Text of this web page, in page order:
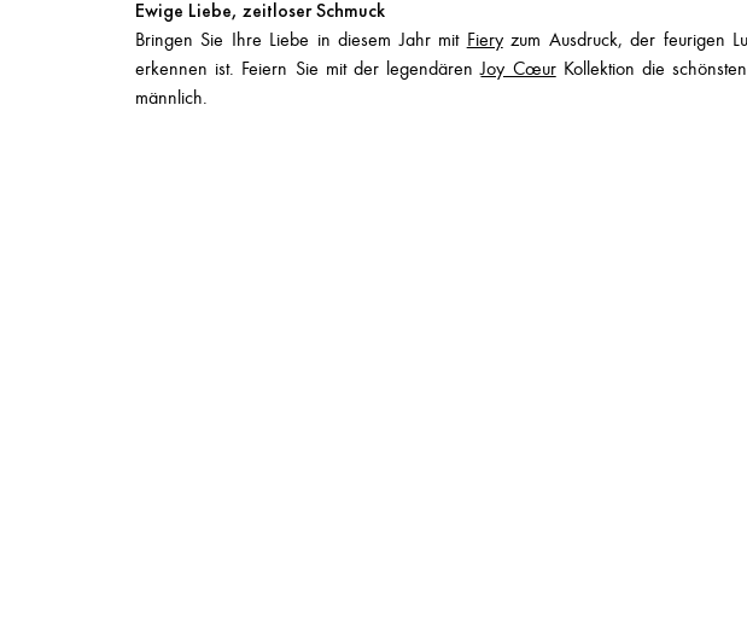
Ewige Liebe, zeitloser Schmuck
Bringen Sie Ihre Liebe in diesem Jahr mit Fiery zum Ausdruck, der feurigen
erkennen ist. Feiern Sie mit der legendärenJoy CœurKollektion die
männlich.